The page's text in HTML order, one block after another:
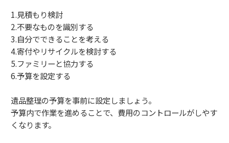
1.見積もり検討
2.不要なものを識別する
3.自分でできることを考える
4.寄付やリサイクルを検討する
5.ファミリーと協力する
6.予算を設定する
遺品整理の予算を事前に設定しましょう。
予算内で作業を進めることで、費用のコントロールがしやす
くなります。